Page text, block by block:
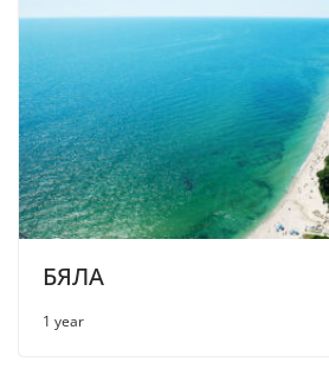
БЯЛА
1 year